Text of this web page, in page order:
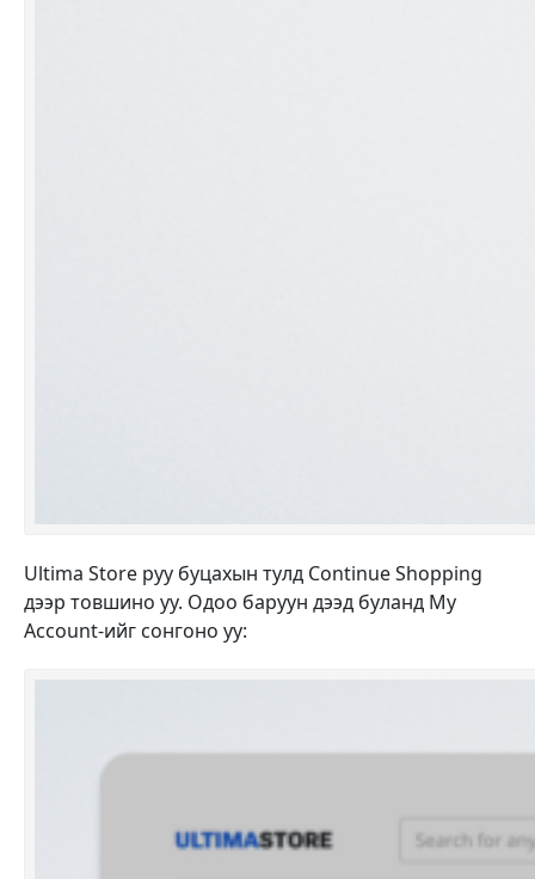
Ultima Store руу буцахын тулд Continue Shopping
дээр товшино уу. Одоо баруун дээд буланд My
Account-ийг сонгоно уу: